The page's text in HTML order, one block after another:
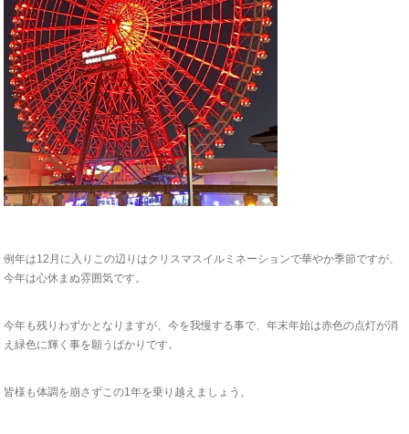
例年は12月に入りこの辺りはクリスマスイルミネーションで華やか季節ですが、
今年は心休まぬ雰囲気です。
今年も残りわずかとなりますが、今を我慢する事で、年末年始は赤色の点灯が消
え緑色に輝く事を願うばかりです。
皆様も体調を崩さずこの1年を乗り越えましょう。